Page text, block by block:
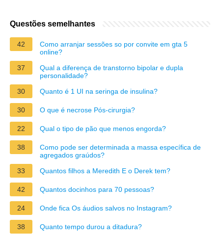
Questões semelhantes
42
Como arranjar sessões so por convite em gta 5
online?
37
Qual a diferença de transtorno bipolar e dupla
personalidade?
30
Quanto é 1 UI na seringa de insulina?
30 O que é necrose Pós-cirurgia?
22 Qual o tipo de pão que menos engorda?
38
Como pode ser determinada a massa específica de
agregados graúdos?
33
Quantos filhos a Meredith E o Derek tem?
42 Quantos docinhos para 70 pessoas?
24 Onde fica Os áudios salvos no Instagram?
38 Quanto tempo durou a ditadura?